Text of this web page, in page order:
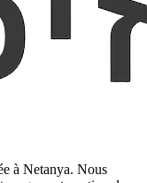
à Netanya. Nous